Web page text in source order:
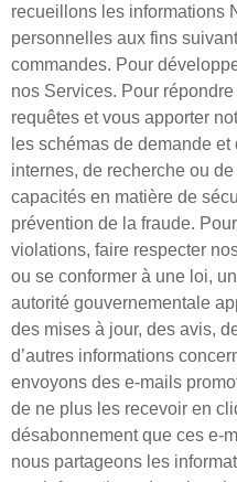
recueillons les informations
personnelles aux fins
commandes. Pour
nos Services. Pour
requêtes et vous apporter
les schémas de demande et
internes, de recherche ou
capacités en matière de
prévention de la fraude.
violations, faire respecter
ou se conformer à une loi,
autorité gouvernementale
des mises à jour, des avis,
d’autres informations
envoyons des e-mails
de ne plus les recevoir en
désabonnement que ces e-
nous partageons les